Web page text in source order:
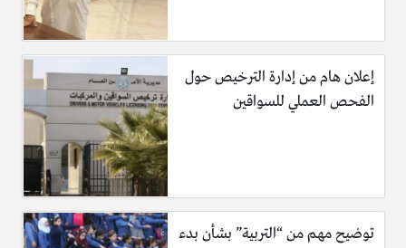
الطويلة التي قدمها الاطباء البيطريون المتقاعدون، ولدورهم في
واكدت النقابة ان القرار يهدف كذلك الى الاستمرار في معالجة
الالتزامات المالية المتراكمة وتعزيز الاستقرار المالي للنقابة بما يضمن
إعلان هام من إدارة الترخيص حول
الفحص العملي للسواقين
توضيح مهم من “التربية” بشأن بدء